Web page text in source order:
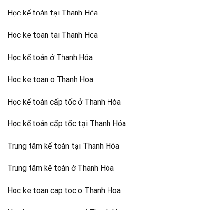
Học kế toán tại Thanh Hóa
Hoc ke toan tai Thanh Hoa
Học kế toán ở Thanh Hóa
Hoc ke toan o Thanh Hoa
Học kế toán cấp tốc ở Thanh Hóa
Học kế toán cấp tốc tại Thanh Hóa
Trung tâm kế toán tại Thanh Hóa
Trung tâm kế toán ở Thanh Hóa
Hoc ke toan cap toc o Thanh Hoa